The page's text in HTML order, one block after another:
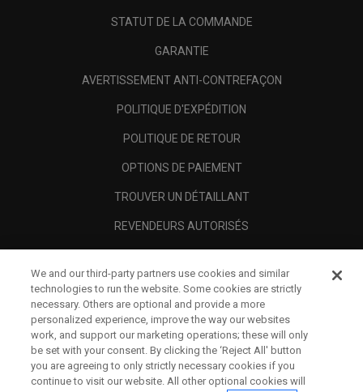
STATUT DE LA COMMANDE
GARANTIE
AVERTISSEMENT ANTI-CONTREFAÇON
POLITIQUE D'EXPÉDITION
POLITIQUE DE RETOUR
OPTIONS DE PAIEMENT
TROUVER UN DÉTAILLANT
REVENDEURS AUTORISÉS
A PROPOS
MENTIONS LÉGALES
We and our third-party partners use cookies and similar
technologies to run the website. Some cookies are strictly
necessary. Others are optional and provide a more
personalized experience, improve the way our websites
work, and support our marketing operations; these will only
be set with your consent. By clicking the ‘Reject All' button
you are agreeing to only strictly necessary cookies if you
continue to visit our website. All other optional cookies will